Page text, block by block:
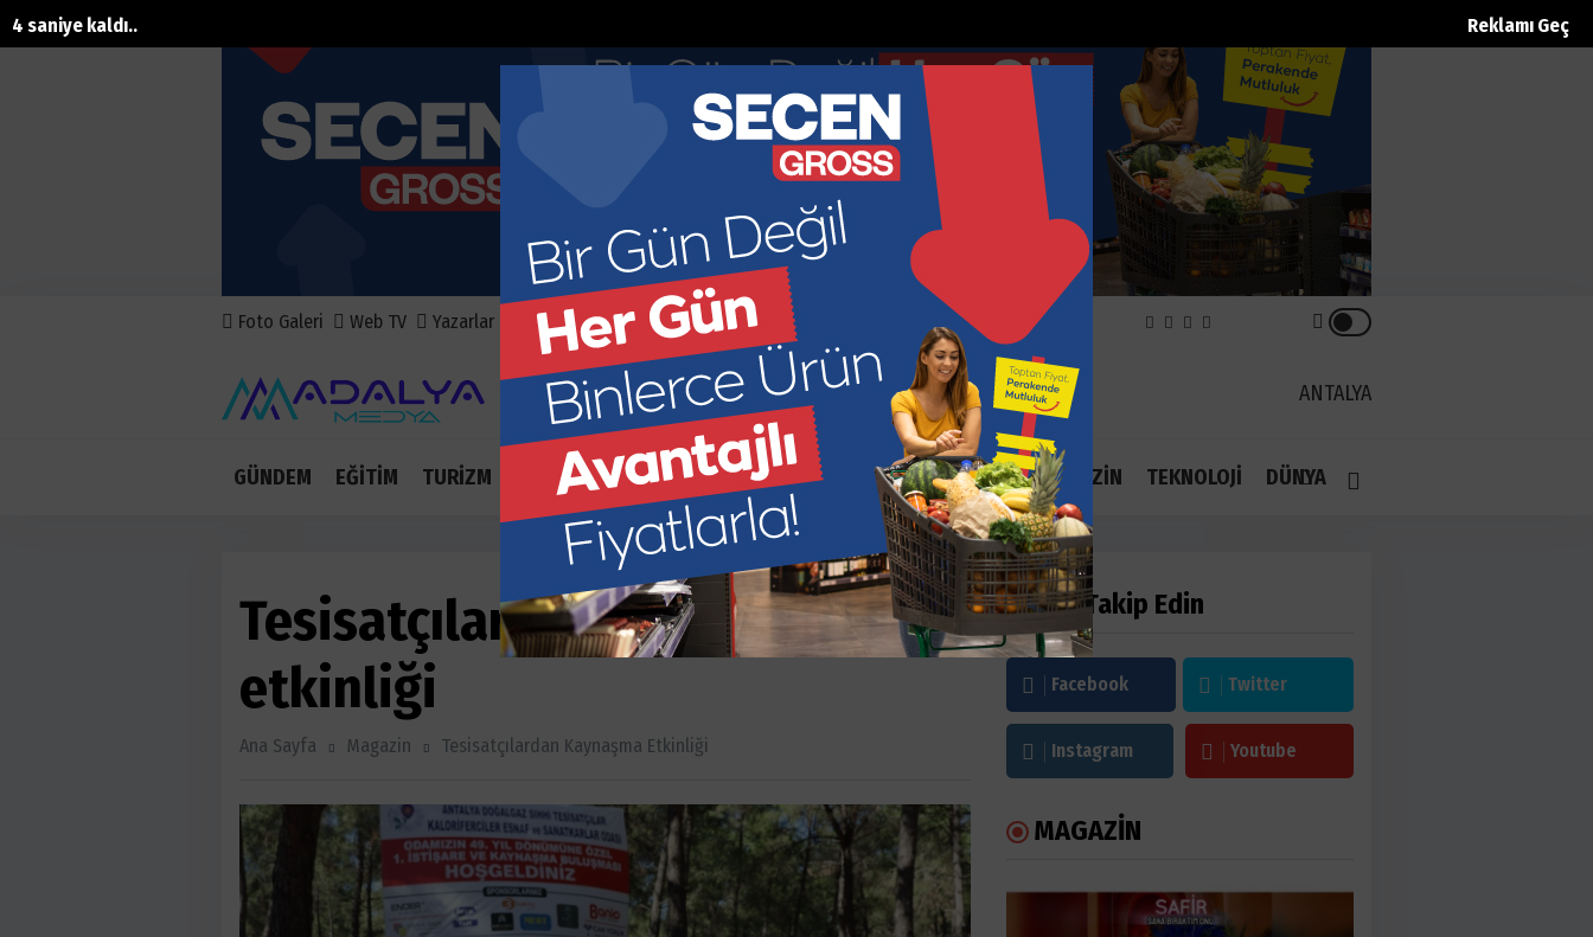
Reklamı Geç
3 saniye kaldı..
Foto Galeri Web TV Yazarlar Anketler Nöbetçi Eczaneler
DOLAR
47.7436
EURO
55.251
GR ALTIN
6660.5
ÇEYREK
4491.1
ANTALYA
GÜNDEM EĞİTİM TURİZM EKONOMİ KÜLTÜR SANAT SAĞLIK SPOR SİYASET MAGAZİN TEKNOLOJİ DÜNYA
Tesisatçılardan Kaynaşma
etkinliği
Ana Sayfa Magazin Tesisatçılardan Kaynaşma Etkinliği
Bizi Takip Edin
Facebook Twitter
Instagram Youtube
MAGAZİN